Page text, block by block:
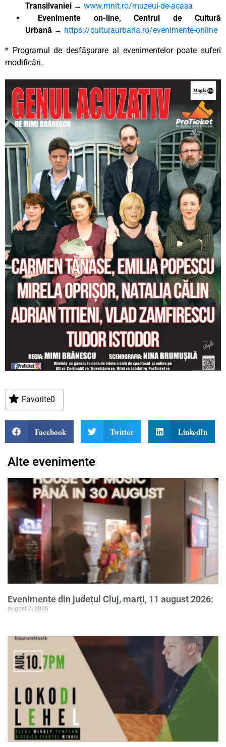
Transilvaniei → www.mnit.ro/muzeul-de-acasa
Evenimente on-line, Centrul de Cultură
Urbană → https://culturaurbana.ro/evenimente-online
* Programul de desfășurare al evenimentelor poate suferi
modificări.
Favorite0
Facebook Twitter LinkedIn
Alte evenimente
Evenimente din județul Cluj, marți, 11 august 2026:
august 7, 2026